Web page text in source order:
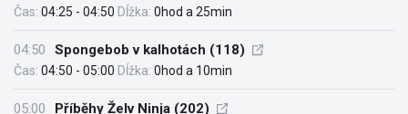
Čas: 04:25 - 04:50 Dĺžka: 0hod a 25min
04:50 Spongebob v kalhotách (118)
Čas: 04:50 - 05:00 Dĺžka: 0hod a 10min
05:00 Příběhy Želv Ninja (202)